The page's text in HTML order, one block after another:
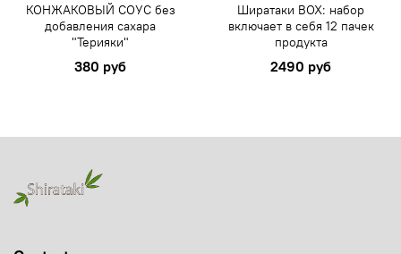
КОНЖАКОВЫЙ СОУС без
добавления сахара
"Терияки"
380 руб
Ширатаки BOX: набор
включает в себя 12 пачек
продукта
2490 руб